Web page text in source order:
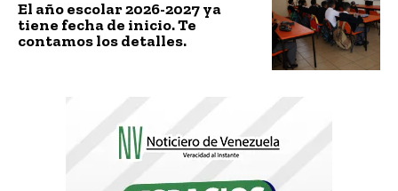
El año escolar 2026-2027 ya
tiene fecha de inicio. Te
contamos los detalles.